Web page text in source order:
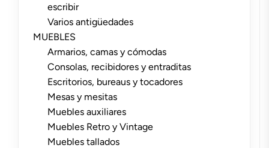
escribir
Varios antigüedades
MUEBLES
Armarios, camas y cómodas
Consolas, recibidores y entraditas
Escritorios, bureaus y tocadores
Mesas y mesitas
Muebles auxiliares
Muebles Retro y Vintage
Muebles tallados